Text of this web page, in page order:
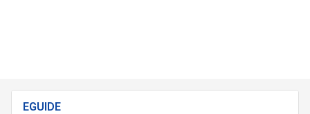
EGUIDE